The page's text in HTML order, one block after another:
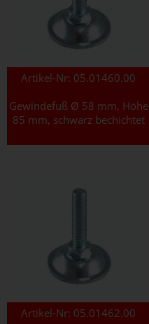
Artikel-Nr: 05.01460.00
Gewindefuß Ø 58 mm, Höhe
85 mm, schwarz bechichtet
Artikel-Nr: 05.01462.00